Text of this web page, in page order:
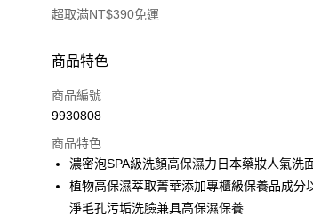
超取滿NT$390免運
付款方式
POYA支付
超商取貨付款
LINE Pay
商品特色
商品編號
9930808
商品特色
濃密泡SPA級洗顏高保濕力日本藥妝人氣洗
植物高保濕萃取菁華添加專櫃級保養品成分
淨毛孔污垢洗臉兼具高保濕保養